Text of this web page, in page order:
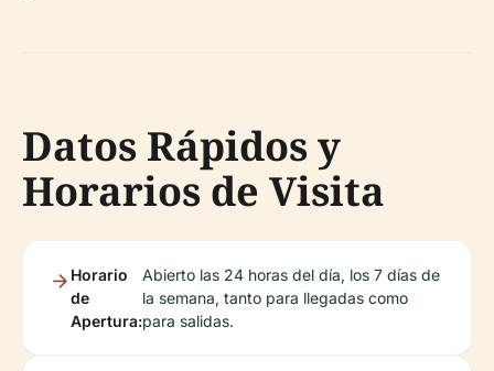
Datos Rápidos y
Horarios de Visita
Horario
de
Apertura:
Abierto las 24 horas del día, los 7 días de
la semana, tanto para llegadas como
para salidas.